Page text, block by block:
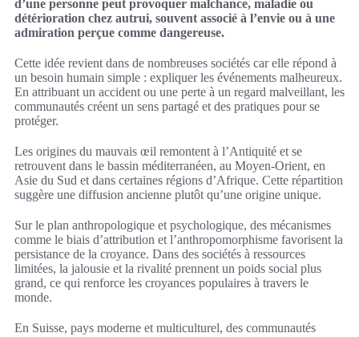
d’une personne peut provoquer malchance, maladie ou
détérioration chez autrui, souvent associé à l’envie ou à une
admiration perçue comme dangereuse.
Cette idée revient dans de nombreuses sociétés car elle répond à
un besoin humain simple : expliquer les événements malheureux.
En attribuant un accident ou une perte à un regard malveillant, les
communautés créent un sens partagé et des pratiques pour se
protéger.
Les origines du mauvais œil remontent à l’Antiquité et se
retrouvent dans le bassin méditerranéen, au Moyen-Orient, en
Asie du Sud et dans certaines régions d’Afrique. Cette répartition
suggère une diffusion ancienne plutôt qu’une origine unique.
Sur le plan anthropologique et psychologique, des mécanismes
comme le biais d’attribution et l’anthropomorphisme favorisent la
persistance de la croyance. Dans des sociétés à ressources
limitées, la jalousie et la rivalité prennent un poids social plus
grand, ce qui renforce les croyances populaires à travers le
monde.
En Suisse, pays moderne et multiculturel, des communautés